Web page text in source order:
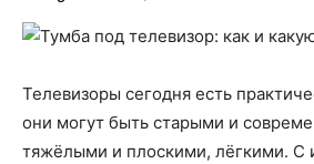
Телевизоры сегодня есть
они могут быть старыми и
тяжёлыми и плоскими, лёгкими.